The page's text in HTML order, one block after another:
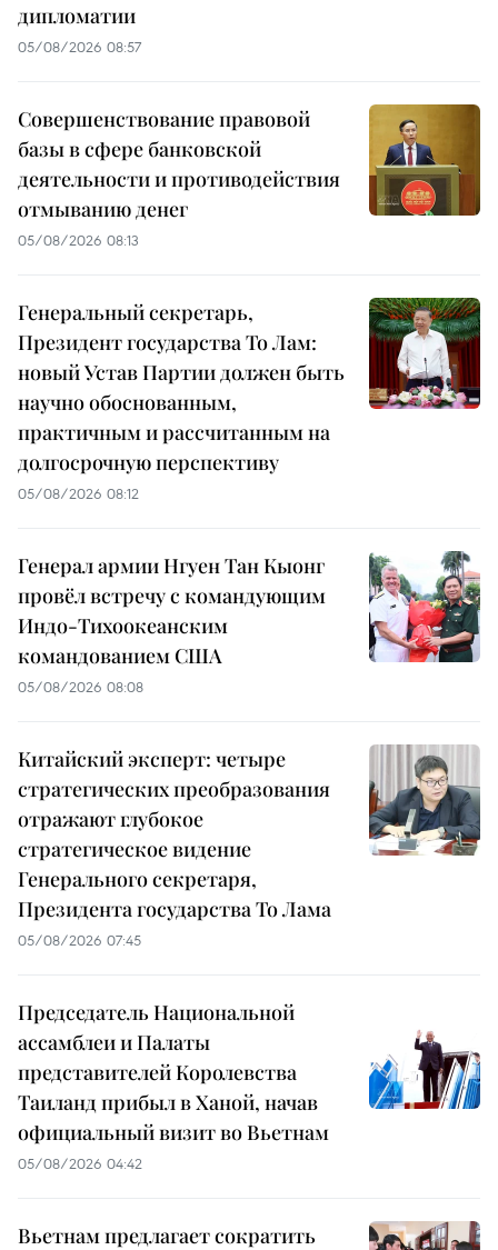
дипломатии
05/08/2026 08:57
Совершенствование правовой
базы в сфере банковской
деятельности и противодействия
отмыванию денег
05/08/2026 08:13
Генеральный секретарь,
Президент государства То Лам:
новый Устав Партии должен быть
научно обоснованным,
практичным и рассчитанным на
долгосрочную перспективу
05/08/2026 08:12
Генерал армии Нгуен Тан Кыонг
провёл встречу с командующим
Индо-Тихоокеанским
командованием США
05/08/2026 08:08
Китайский эксперт: четыре
стратегических преобразования
отражают глубокое
стратегическое видение
Генерального секретаря,
Президента государства То Лама
05/08/2026 07:45
Председатель Национальной
ассамблеи и Палаты
представителей Королевства
Таиланд прибыл в Ханой, начав
официальный визит во Вьетнам
05/08/2026 04:42
Вьетнам предлагает сократить